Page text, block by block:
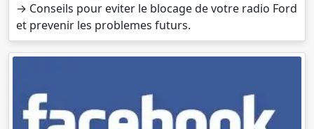
→ Conseils pour eviter le blocage de votre radio Ford
et prevenir les problemes futurs.